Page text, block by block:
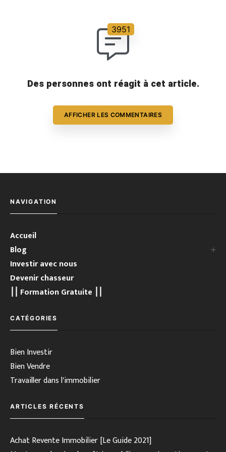
Des personnes ont réagit à cet article.
AFFICHER LES COMMENTAIRES
NAVIGATION
Accueil
Blog
Investir avec nous
Devenir chasseur
⎮⎮ Formation Gratuite ⎮⎮
CATÉGORIES
Bien Investir
Bien Vendre
Travailler dans l'immobilier
ARTICLES RÉCENTS
Achat Revente Immobilier [Le Guide 2021]